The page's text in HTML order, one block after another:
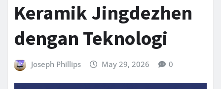
Keramik Jingdezhen
dengan Teknologi
Joseph Phillips May 29, 2026 0